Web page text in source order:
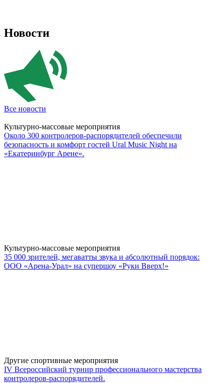
Новости
Все новости
Культурно-массовые мероприятия
Около 300 контролеров-распорядителей обеспечили
безопасность и комфорт гостей Ural Music Night на
«Екатеринбург Арене».
Культурно-массовые мероприятия
35 000 зрителей, мегаватты звука и абсолютный порядок:
ООО «Арена-Урал» на супершоу «Руки Вверх!»
Другие спортивные мероприятия
IV Всероссийский турнир профессионального мастерства
контролеров-распорядителей.